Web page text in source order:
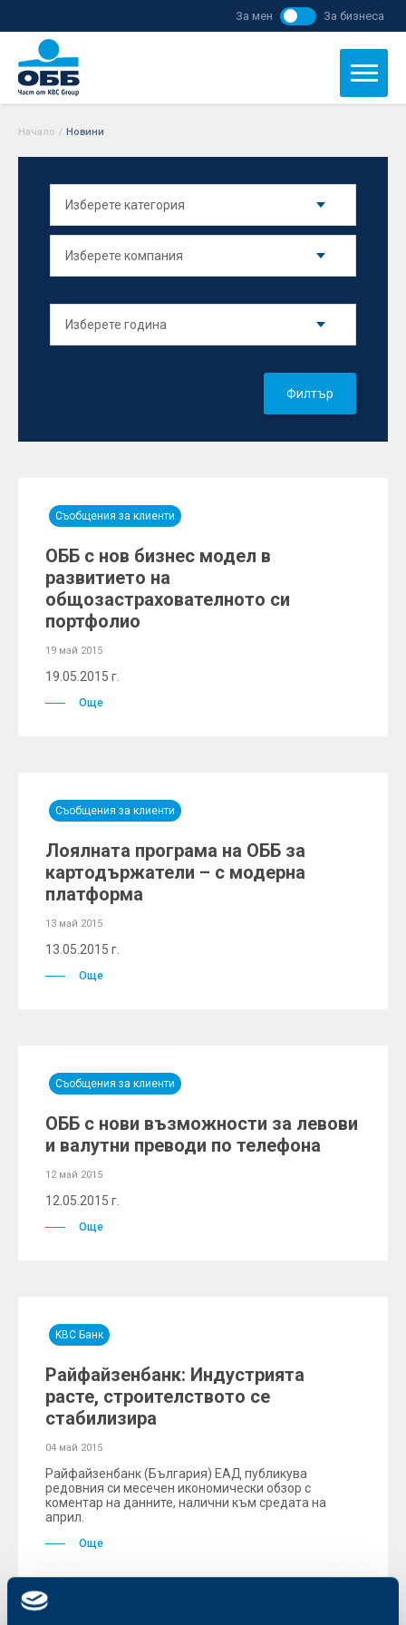
За мен За бизнеса
Начало / Новини
Филтър
Съобщения за клиенти
ОББ с нов бизнес модел в
развитието на
общозастрахователното си
портфолио
19 май 2015
19.05.2015 г.
Още
Съобщения за клиенти
Лоялната програма на ОББ за
картодържатели – с модерна
платформа
13 май 2015
13.05.2015 г.
Още
Съобщения за клиенти
ОББ с нови възможности за левови
и валутни преводи по телефона
12 май 2015
12.05.2015 г.
Още
KBC Банк
Райфайзенбанк: Индустрията
расте, строителството се
стабилизира
04 май 2015
Райфайзенбанк (България) ЕАД публикува
редовния си месечен икономически обзор с
коментар на данните, налични към средата на
април.
Още